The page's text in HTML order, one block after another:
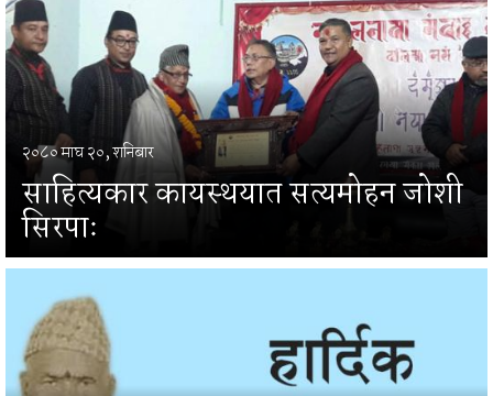
२०८० माघ २०, शनिबार
साहित्यकार कायस्थयात सत्यमोहन जोशी
सिरपाः